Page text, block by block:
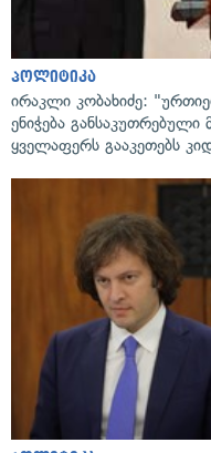
პოლიტიკა
ირაკლი კობახიძე:
ენიჭება
ყველაფერს გააკეთებს